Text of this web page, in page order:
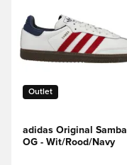
Outlet
adidas Original Samba
OG - Wit/Rood/Navy